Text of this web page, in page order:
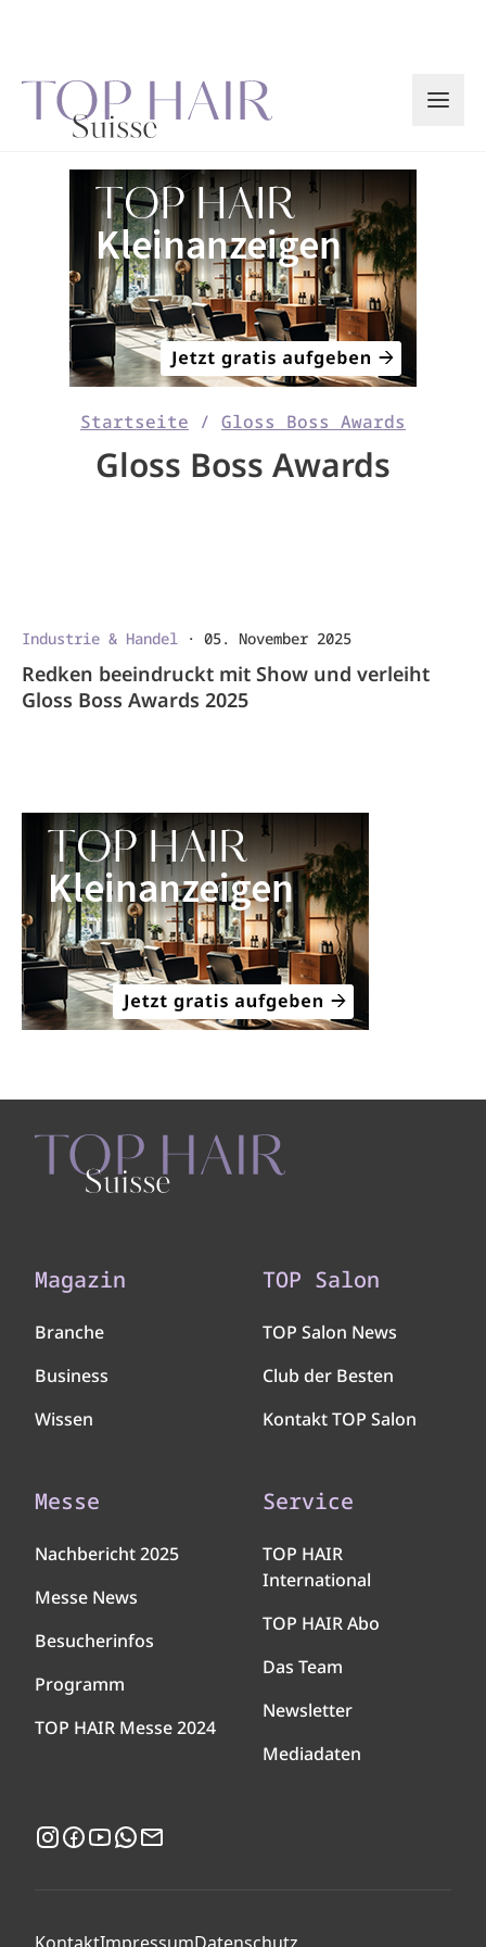
Startseite / Gloss Boss Awards
Gloss Boss Awards
Industrie & Handel · 05. November 2025
Redken beeindruckt mit Show und verleiht
Gloss Boss Awards 2025
Magazin
Branche
Business
Wissen
TOP Salon
TOP Salon News
Club der Besten
Kontakt TOP Salon
Messe
Nachbericht 2025
Messe News
Besucherinfos
Programm
TOP HAIR Messe 2024
Service
TOP HAIR
International
TOP HAIR Abo
Das Team
Newsletter
Mediadaten
Instagram
Facebook
YouTubeWhatsApp